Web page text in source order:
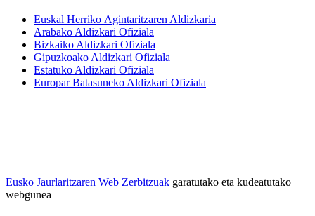
Euskal Herriko Agintaritzaren Aldizkaria
Arabako Aldizkari Ofiziala
Bizkaiko Aldizkari Ofiziala
Gipuzkoako Aldizkari Ofiziala
Estatuko Aldizkari Ofiziala
Europar Batasuneko Aldizkari Ofiziala
Eusko Jaurlaritzaren Web Zerbitzuak garatutako eta kudeatutako
webgunea